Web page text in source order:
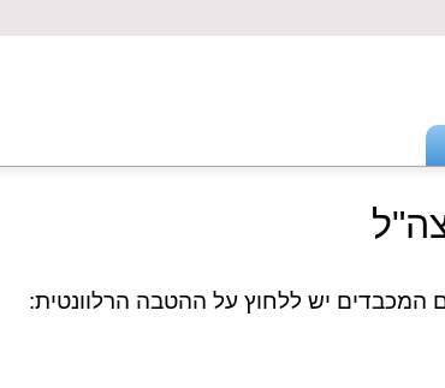
המכבדים יש ללחוץ על ההטבה הרלוונטית: